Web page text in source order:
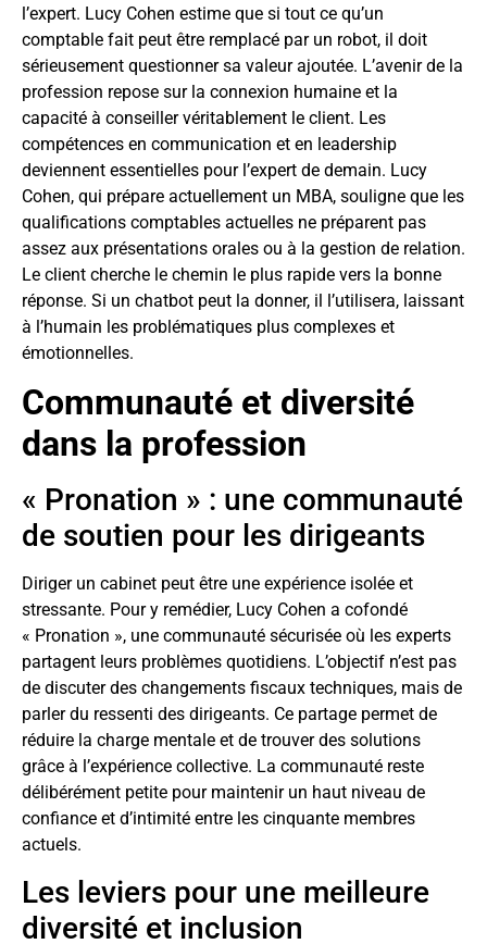
l’expert. Lucy Cohen estime que si tout ce qu’un
comptable fait peut être remplacé par un robot, il doit
sérieusement questionner sa valeur ajoutée. L’avenir de la
profession repose sur la connexion humaine et la
capacité à conseiller véritablement le client. Les
compétences en communication et en leadership
deviennent essentielles pour l’expert de demain. Lucy
Cohen, qui prépare actuellement un MBA, souligne que les
qualifications comptables actuelles ne préparent pas
assez aux présentations orales ou à la gestion de relation.
Le client cherche le chemin le plus rapide vers la bonne
réponse. Si un chatbot peut la donner, il l’utilisera, laissant
à l’humain les problématiques plus complexes et
émotionnelles.
Communauté et diversité
dans la profession
« Pronation » : une communauté
de soutien pour les dirigeants
Diriger un cabinet peut être une expérience isolée et
stressante. Pour y remédier, Lucy Cohen a cofondé
« Pronation », une communauté sécurisée où les experts
partagent leurs problèmes quotidiens. L’objectif n’est pas
de discuter des changements fiscaux techniques, mais de
parler du ressenti des dirigeants. Ce partage permet de
réduire la charge mentale et de trouver des solutions
grâce à l’expérience collective. La communauté reste
délibérément petite pour maintenir un haut niveau de
confiance et d’intimité entre les cinquante membres
actuels.
Les leviers pour une meilleure
diversité et inclusion